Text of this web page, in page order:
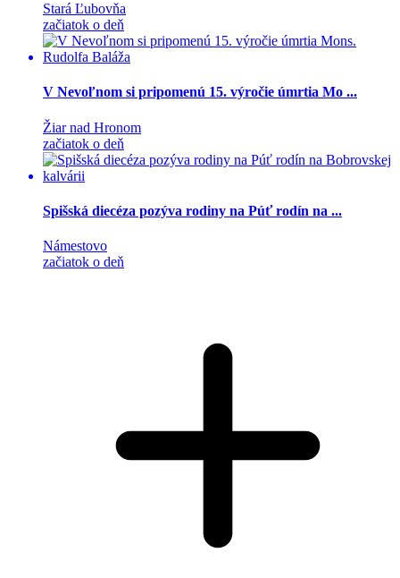
Stará Ľubovňa
začiatok o deň
V Nevoľnom si pripomenú 15. výročie úmrtia Mo ...
Žiar nad Hronom
začiatok o deň
Spišská diecéza pozýva rodiny na Púť rodín na ...
Námestovo
začiatok o deň